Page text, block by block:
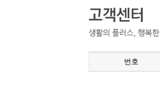
번호